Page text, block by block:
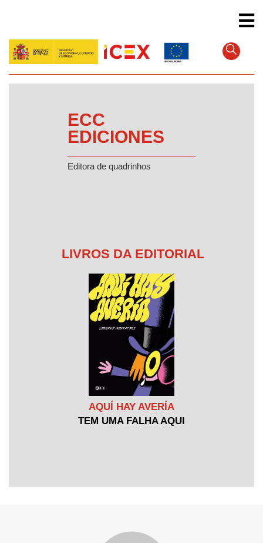
conteúdo
principal
ECC
EDICIONES
Editora de quadrinhos
LIVROS DA EDITORIAL
AQUÍ HAY AVERÍA
TEM UMA FALHA AQUI